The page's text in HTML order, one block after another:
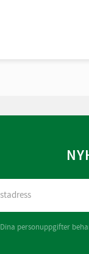
Dina personuppgifter